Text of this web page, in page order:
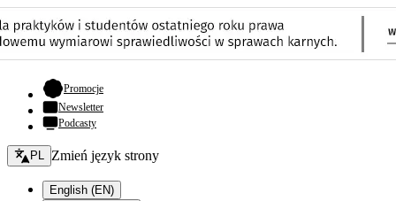
Promocje- otwiera się w nowej karcie
Newsletter
Podcasty
Zmień język - bieżący:
PL Zmień język strony
English (EN)